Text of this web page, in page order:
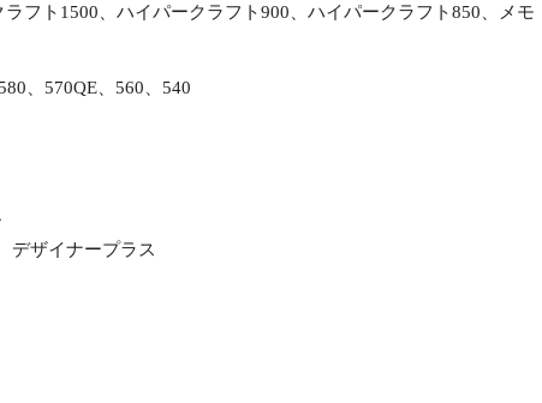
フト1500、ハイパークラフト900、ハイパークラフト850、メモ
、570QE、560、540
ザイナープラス